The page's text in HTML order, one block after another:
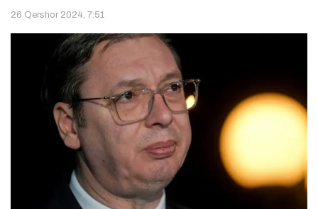
26 Qershor 2024, 7:51